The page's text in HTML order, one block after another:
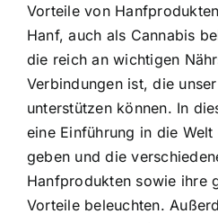
Vorteile von
Hanf, auch als Cannabis
die reich an wichtigen
Verbindungen ist, die
unterstützen können. In
eine Einführung in die
geben und die
Hanfprodukten sowie ihre
Vorteile beleuchten.